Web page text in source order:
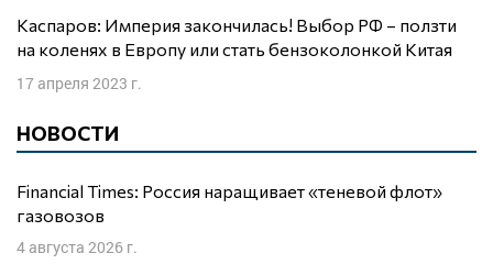
Каспаров: Империя закончилась! Выбор РФ – ползти
на коленях в Европу или стать бензоколонкой Китая
17 апреля 2023 г.
НОВОСТИ
Financial Times: Россия наращивает «теневой флот»
газовозов
4 августа 2026 г.